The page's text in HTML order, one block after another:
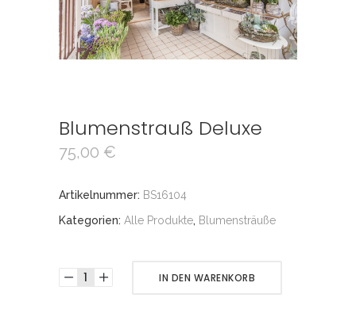
Blumenstrauß Deluxe
75,00 €
Artikelnummer: BS16104
Kategorien: Alle Produkte, Blumensträuße
IN DEN WARENKORB